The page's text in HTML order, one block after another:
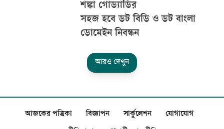
শঙ্কা গোড্যাডির
সহজ হবে ডট বিডি ও ডট বাংলা
ডোমেইন নিবন্ধন
আরও দেখুন
আজকের পত্রিকা বিজ্ঞাপন সার্কুলেশন যোগাযোগ